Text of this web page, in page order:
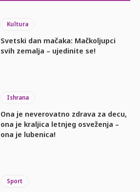
Kultura
Svetski dan mačaka: Mačkoljupci
svih zemalja – ujedinite se!
Ishrana
Ona je neverovatno zdrava za decu,
ona je kraljica letnjeg osveženja –
ona je lubenica!
Sport